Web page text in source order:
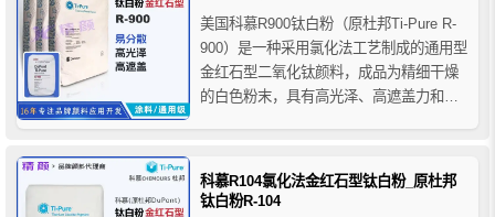
美国科慕R900钛白粉（原杜邦Ti-Pure R-
900）是一种采用氯化法工艺制成的通用型
金红石型二氧化钛颜料，成品为精细干燥
的白色粉末，具有高光泽、高遮盖力和优
光应用的醇酸聚酯漆，推荐用于内墙建筑
涂料、室内工业涂料、粉末涂料、卷钢涂
科慕R104氯化法金红石型钛白粉_原杜邦
钛白粉R-104